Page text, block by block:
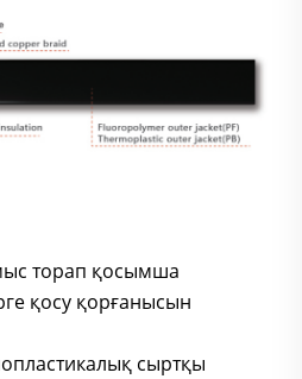
торап қосымша
қосу қорғанысын
сыртқы